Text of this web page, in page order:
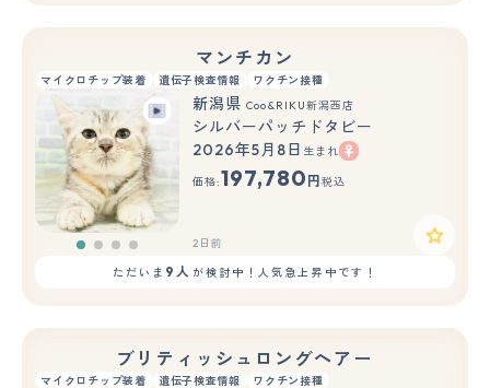
マンチカン
マイクロチップ装着 遺伝子検査情報 ワクチン接種
新潟県 Coo&RIKU新潟西店
シルバーパッチドタビー
2026年5月8日 生まれ
価格:197,780 円 税込
2日前
ただいま 9人 が検討中！人気急上昇中です！
ブリティッシュロングヘアー
マイクロチップ装着 遺伝子検査情報 ワクチン接種